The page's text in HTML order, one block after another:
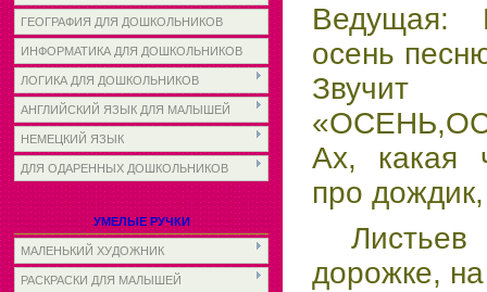
ГЕОГРАФИЯ ДЛЯ ДОШКОЛЬНИКОВ
ИНФОРМАТИКА ДЛЯ ДОШКОЛЬНИКОВ
ЛОГИКА ДЛЯ ДОШКОЛЬНИКОВ
АНГЛИЙСКИЙ ЯЗЫК ДЛЯ МАЛЫШЕЙ
НЕМЕЦКИЙ ЯЗЫК
ДЛЯ ОДАРЕННЫХ ДОШКОЛЬНИКОВ
УМЕЛЫЕ РУЧКИ
МАЛЕНЬКИЙ ХУДОЖНИК
РАСКРАСКИ ДЛЯ МАЛЫШЕЙ
Ведущая:
осень
Ах, какая
про
Листьев
дорожке,